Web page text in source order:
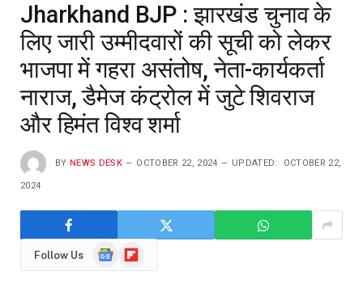
Jharkhand BJP : झारखंड चुनाव के
लिए जारी उम्मीदवारों की सूची को लेकर
भाजपा में गहरा असंतोष, नेता-कार्यकर्ता
नाराज, डैमेज कंट्रोल में जुटे शिवराज
और हिमंत विश्व शर्मा
BY NEWS DESK OCTOBER 22, 2024 UPDATED: OCTOBER 22,
2024
Follow Us
GoogleFlipboard